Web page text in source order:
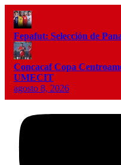
Fepafut: Selección de
Concacaf Copa
UMECIT
agosto 8, 2026